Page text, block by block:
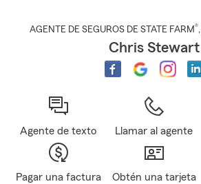
AGENTE DE SEGUROS DE STATE FARM®,
Chris Stewart
Agente de texto Llamar al agente
Pagar una factura
Obtén una tarjeta